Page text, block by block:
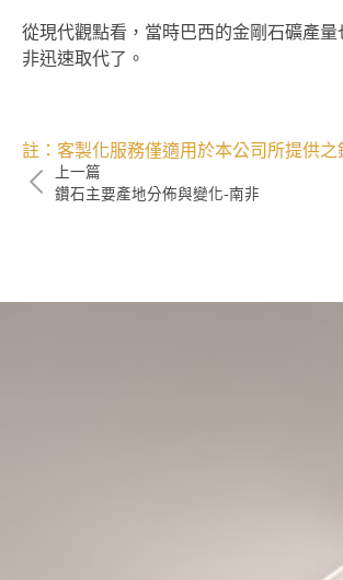
從現代觀點看，當時巴西的金剛石礦產
非迅速取代了。
註：客製化服務僅適用於本公司所提供之
上一篇
鑽石主要產地分佈與變化-南非